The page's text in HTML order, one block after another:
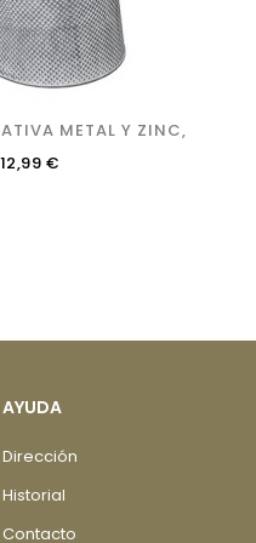
METAL Y ZINC,
Precio
12,99 €
AYUDA
Dirección
Historial
Contacto